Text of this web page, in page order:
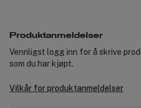
Produktanmeldelser
Vennligst logg inn for å skrive
som du har kjøpt.
Vilkår for produktanmeldelser